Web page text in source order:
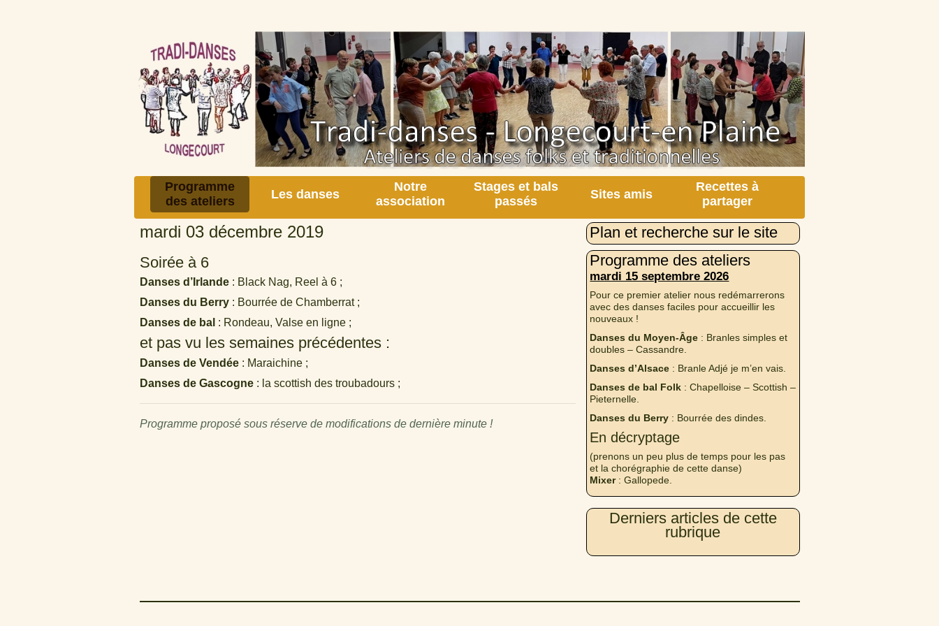
Programme
des ateliers
Les danses
Notre
association
Stages et bals
passés
Sites amis
Recettes à
partager
mardi 03 décembre 2019
Soirée à 6
Danses d’Irlande: Black Nag, Reel à 6 ;
Danses du Berry: Bourrée de Chamberrat ;
Danses de bal : Rondeau, Valse en ligne ;
et pas vu les semaines précédentes :
Danses de Vendée: Maraichine ;
Danses de Gascogne: la scottish des troubadours ;
Programme proposé sous réserve de modifications de dernière minute !
Plan et recherche sur le site
Programme des ateliers
mardi 15 septembre 2026
Pour ce premier atelier nous redémarrerons
avec des danses faciles pour accueillir les
nouveaux !
Danses du Moyen-Âge : Branles simples et
doubles – Cassandre.
Danses d’Alsace : Branle Adjé je m’en vais.
Danses de bal Folk : Chapelloise – Scottish –
Pieternelle.
Danses du Berry : Bourrée des dindes.
En décryptage
(prenons un peu plus de temps pour les pas
et la chorégraphie de cette danse)
Mixer: Gallopede.
Derniers articles de cette
rubrique